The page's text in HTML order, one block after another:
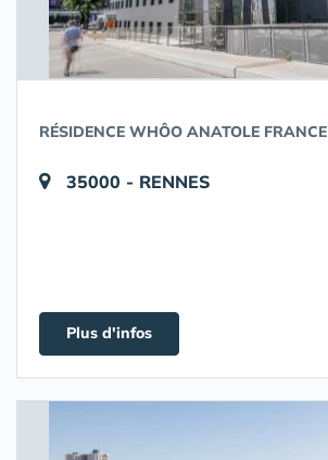
RÉSIDENCE WHÔO ANATOLE FRANCE
35000 - RENNES
Plus d'infos